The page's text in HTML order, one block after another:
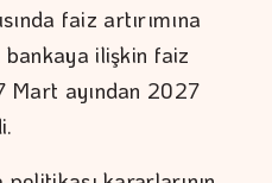
faiz artırımına
bankaya ilişkin faiz
Mart ayından 2027